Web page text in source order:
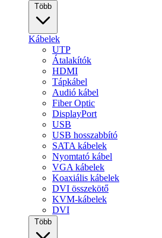
Kábelek
UTP
Átalakítók
HDMI
Tápkábel
Audió kábel
Fiber Optic
DisplayPort
USB
USB hosszabbító
SATA kábelek
Nyomtató kábel
VGA kábelek
Koaxiális kábelek
DVI összekötő
KVM-kábelek
DVI